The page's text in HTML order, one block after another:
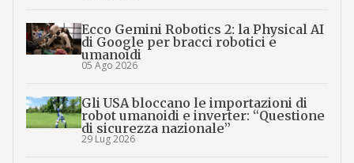
Ecco Gemini Robotics 2: la Physical AI
di Google per bracci robotici e
umanoidi
05 Ago 2026
Gli USA bloccano le importazioni di
robot umanoidi e inverter: “Questione
di sicurezza nazionale”
29 Lug 2026